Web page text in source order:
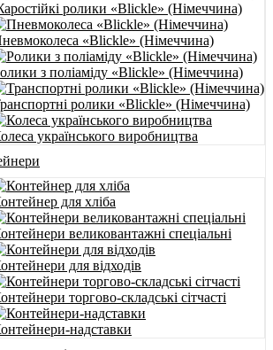
ролики «Blickle» (Німеччина)
«Blickle» (Німеччина)
з поліаміду «Blickle» (Німеччина)
ролики «Blickle» (Німеччина)
українського виробництва
для хліба
великовантажні спеціальні
для відходів
торгово-складські сітчасті
надставки